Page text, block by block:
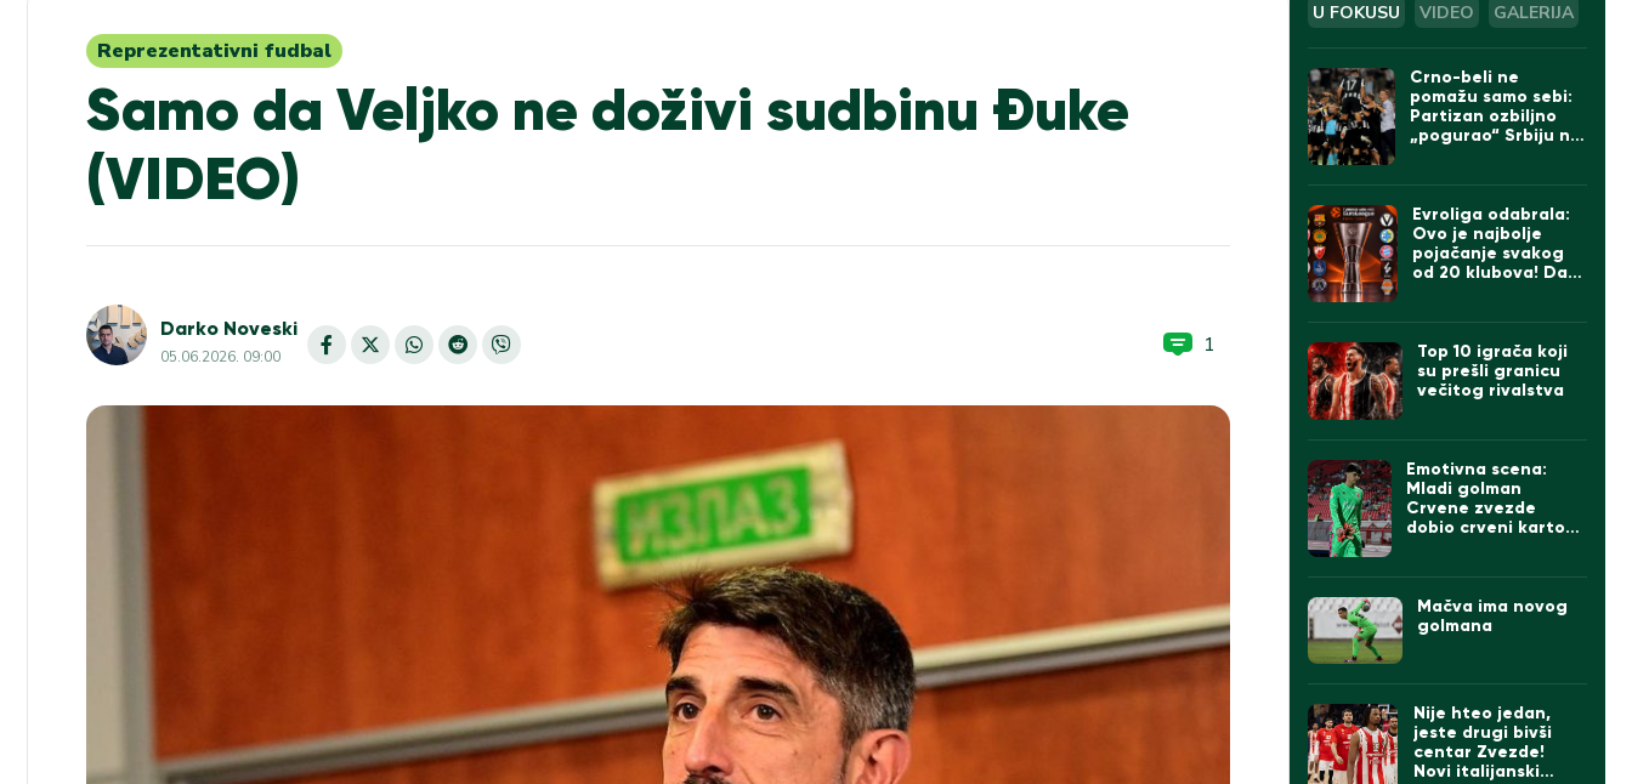
Reprezentativni fudbal
Samo da Veljko ne doživi sudbinu Đuke
(VIDEO)
Darko Noveski
05.06.2026. 09:00 1
U FOKUSU VIDEO GALERIJA
Crno-beli ne
pomažu samo sebi:
Partizan ozbiljno
„pogurao“ Srbiju na
Evroliga odabrala:
Ovo je najbolje
pojačanje svakog
od 20 klubova! Da li
Top 10 igrača koji
su prešli granicu
večitog rivalstva
Emotivna scena:
Mladi golman
Crvene zvezde
dobio crveni karton,
Mačva ima novog
golmana
Nije hteo jedan,
jeste drugi bivši
centar Zvezde!
Novi italijanski